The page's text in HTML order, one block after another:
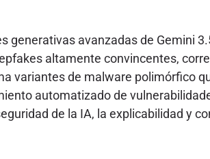
avanzadas de Gemini
altamente convincentes,
variantes de malware polimórfico
automatizado de
de la IA, la explicabilidad y